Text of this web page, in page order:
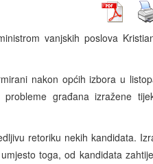
vanjskih poslova
nakon općih izbora u
građana izražene
retoriku nekih kandidata.
toga, od kandidata